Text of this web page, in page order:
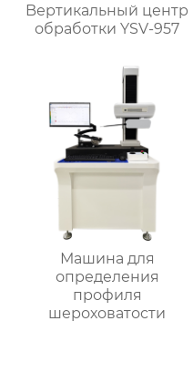
Bертикальный центр
обработки YSV-957
Машина для
определения
профиля
шероховатости